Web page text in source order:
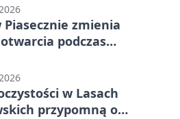
Piasecznie zmienia
podczas
w Lasach
przypomną o